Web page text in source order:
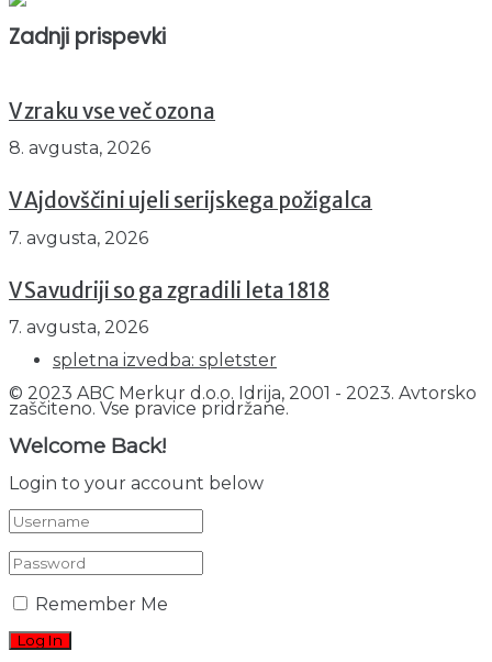
Zadnji prispevki
V zraku vse več ozona
8. avgusta, 2026
V Ajdovščini ujeli serijskega požigalca
7. avgusta, 2026
V Savudriji so ga zgradili leta 1818
7. avgusta, 2026
spletna izvedba: spletster
© 2023 ABC Merkur d.o.o. Idrija, 2001 - 2023. Avtorsko
zaščiteno. Vse pravice pridržane.
Welcome Back!
Login to your account below
Remember Me